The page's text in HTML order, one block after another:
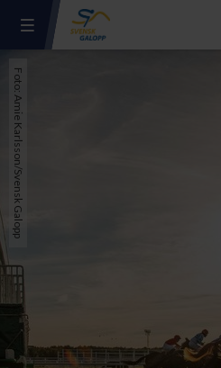
Foto: Amie Karlsson/Svensk Galopp